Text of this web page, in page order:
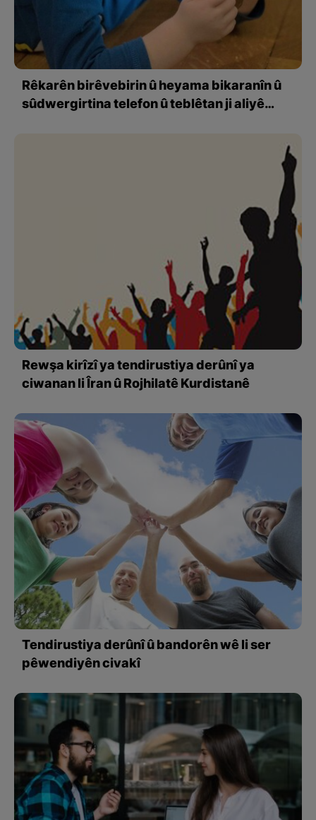
Rêkarên birêvebirin û heyama bikaranîn û
sûdwergirtina telefon û teblêtan ji aliyê
Rewşa kirîzî ya tendirustiya derûnî ya
ciwanan li Îran û Rojhilatê Kurdistanê
Tendirustiya derûnî û bandorên wê li ser
pêwendiyên civakî